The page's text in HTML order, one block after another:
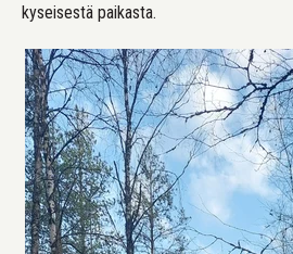
kyseisestä paikasta.